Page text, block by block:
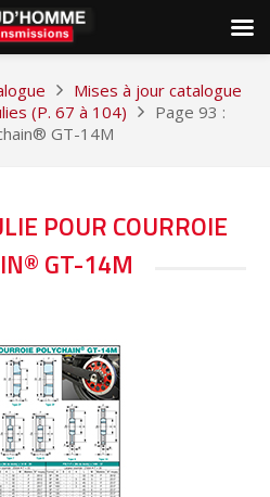
Mises à jour catalogue
(P. 67 à 104)
Page 93 :
GT-14M
POUR COURROIE
GT-14M